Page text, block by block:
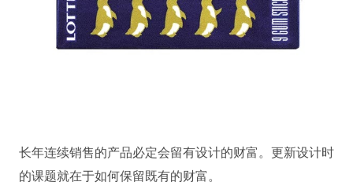
长年连续销售的产品必定会留有设计的财富。更新设计时
的课题就在于如何保留既有的财富。